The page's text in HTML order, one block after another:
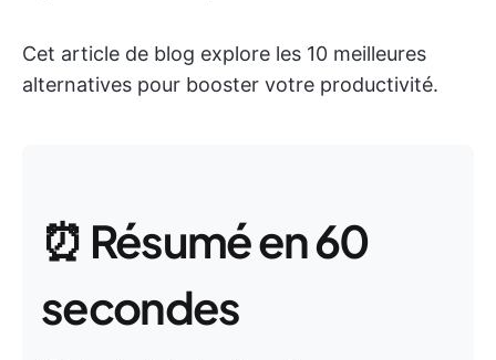
Cet article de blog explore les 10 meilleures
alternatives pour booster votre productivité.
⏰ Résumé en 60
secondes